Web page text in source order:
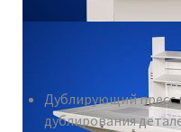
Дублирующий пресс
дублирования